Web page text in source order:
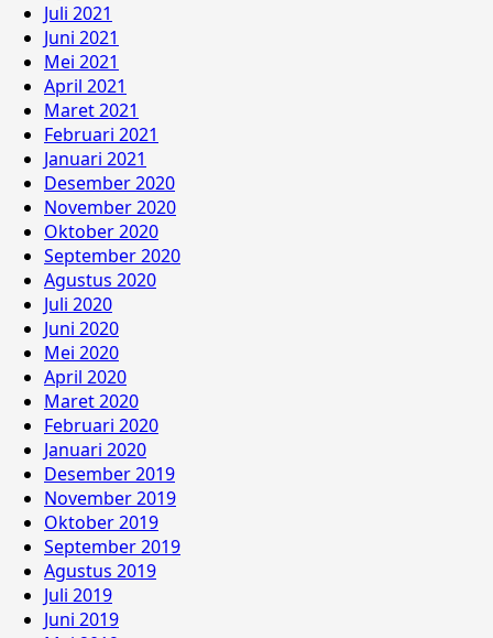
Juli 2021
Juni 2021
Mei 2021
April 2021
Maret 2021
Februari 2021
Januari 2021
Desember 2020
November 2020
Oktober 2020
September 2020
Agustus 2020
Juli 2020
Juni 2020
Mei 2020
April 2020
Maret 2020
Februari 2020
Januari 2020
Desember 2019
November 2019
Oktober 2019
September 2019
Agustus 2019
Juli 2019
Juni 2019